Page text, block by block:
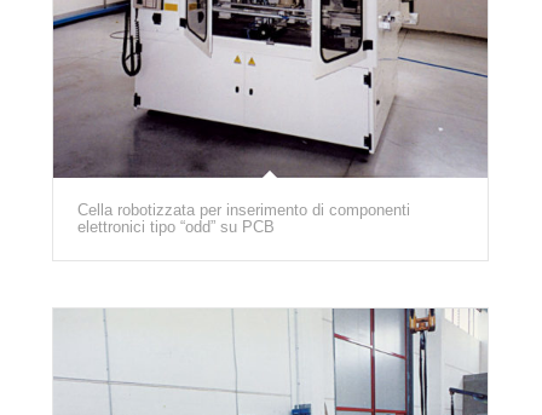
Cella robotizzata per inserimento di componenti
elettronici tipo “odd” su PCB